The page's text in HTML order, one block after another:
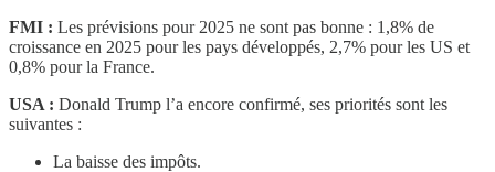
FMI : Les prévisions pour 2025 ne sont pas bonne : 1,8% de
croissance en 2025 pour les pays développés, 2,7% pour les US et
0,8% pour la France.
USA : Donald Trump l’a encore confirmé, ses priorités sont les
suivantes :
La baisse des impôts.